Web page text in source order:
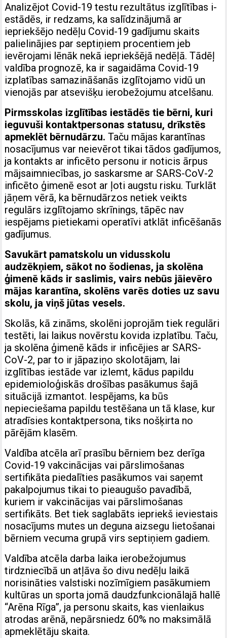
Analizējot Covid-19 testu rezultātus izglītības i­
e­stādēs, ir redzams, ka salīdzinājumā ar
iepriekšējo nedēļu Covid-19 gadījumu skaits
palielinājies par septiņiem procentiem jeb
ievērojami lēnāk nekā iepriekšējā nedēļā. Tādēļ
valdība prognozē, ka ir sagaidāma Covid-19
izplatības samazināšanās izglītojamo vidū un
vienojās par atsevišķu ierobežojumu atcelšanu.
Pirmsskolas izglītības iestādēs tie bērni, kuri
ieguvuši kontaktpersonas statusu, drīkstēs
apmeklēt bērnudārzu. Taču mājas karantīnas
nosacījumus var neievērot tikai tādos gadījumos,
ja kontakts ar inficēto personu ir noticis ārpus
mājsaimniecības, jo saskar­sme ar SARS-CoV-2
inficēto ģimenē esot ar ļoti augstu risku. Turklāt
jāņem vērā, ka bērnudārzos netiek veikts
regulārs izglītojamo skrīnings, tāpēc nav
iespējams pietiekami operatīvi atklāt inficēšanās
gadījumus.
Savukārt pamatskolu un vidusskolu
audzēkņiem, sākot no šodienas, ja skolēna
ģimenē kāds ir saslimis, vairs nebūs jāievēro
mājas karantīna, skolēns varēs doties uz savu
skolu, ja viņš jūtas vesels.
Skolās, kā zināms, skolēni joprojām tiek regulāri
testēti, lai laikus novērstu kovida izplatību. Taču,
ja skolēna ģimenē kāds ir inficējies ar SARS-
CoV-2, par to ir jāpaziņo skolotājam, lai
izglītības iestāde var izlemt, kādus papildu
epidemioloģiskās drošības pasākumus šajā
situācijā izmantot. Iespējams, ka būs
nepieciešama papildu testēšana un tā klase, kur
atradīsies kontaktpersona, tiks nošķirta no
pārējām klasēm.
Valdība atcēla arī prasību bērniem bez derīga
Covid-19 vakcinācijas vai pārslimošanas
sertifikāta piedalīties pasākumos vai saņemt
pakalpojumus tikai to pieaugušo pavadībā,
kuriem ir vakcinācijas vai pārslimošanas
sertifikāts. Bet tiek saglabāts iepriekš ieviestais
nosacījums mutes un deguna aizsegu lietošanai
bērniem vecuma grupā virs septiņiem gadiem.
Valdība atcēla darba laika ierobežojumus
tirdzniecībā un atļāva šo divu nedēļu laikā
norisināties valstiski nozīmīgiem pasākumiem
kultūras un sporta jomā daudzfunkcionālajā hallē
“Arēna Rīga”, ja personu skaits, kas vienlaikus
atrodas arēnā, nepārsniedz 60% no maksimālā
apmeklētāju skaita.